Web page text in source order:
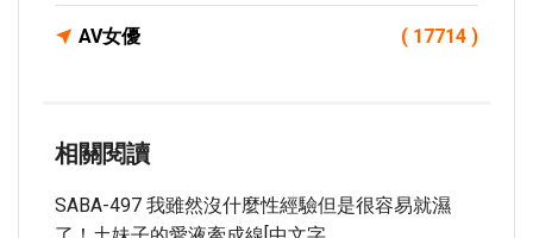
AV女優 ( 17714 )
相關閱讀
SABA-497 我雖然沒什麼性經驗但是很容易就濕